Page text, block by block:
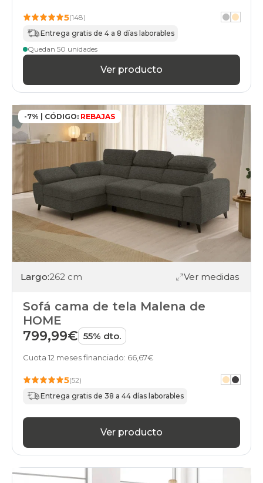
5(148)
Entrega gratis de 4 a 8 días laborables
Quedan 50 unidades
Ver producto
-7% | CÓDIGO: REBAJAS
Largo:262 cm Ver medidas
Sofá cama de tela Malena de
HOME
799,99€ 55% dto.
Cuota 12 meses financiado: 66,67€
5(52)
Entrega gratis de 38 a 44 días laborables
Ver producto